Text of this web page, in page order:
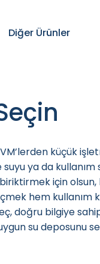
Diğer Ürünler
küçük
ya da
için
hem kullanım
doğru bilgiye
su deposunu